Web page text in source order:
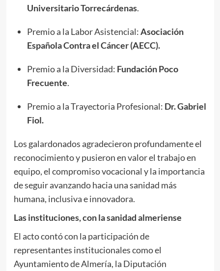
Universitario Torrecárdenas.
Premio a la Labor Asistencial:Asociación
Española Contra el Cáncer (AECC).
Premio a la Diversidad: Fundación Poco
Frecuente.
Premio a la Trayectoria Profesional: Dr. Gabriel
Fiol.
Los galardonados agradecieron profundamente el
reconocimiento y pusieron en valor el trabajo en
equipo, el compromiso vocacional y la importancia
de seguir avanzando hacia una sanidad más
humana, inclusiva e innovadora.
Las instituciones, con la sanidad almeriense
El acto contó con la participación de
representantes institucionales como el
Ayuntamiento de Almería, la Diputación